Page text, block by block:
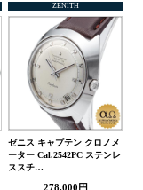
ZENITH
ゼニス キャプテン クロノメ
ーター Cal.2542PC ステンレ
ススチ…
278,000円